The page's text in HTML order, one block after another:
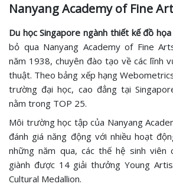
Nanyang Academy of Fine
Du học Singapore ngành thiết kế đồ họa
bỏ qua Nanyang Academy of Fine
năm 1938, chuyên đào tạo về các lĩnh
thuật. Theo bảng xếp hạng
trường đại học, cao đẳng tại
nằm trong TOP 25.
Môi trường học tập của Nanyang
đánh giá năng động với nhiều hoạt
những năm qua, các thế hệ sinh
giành được 14 giải thưởng Young
Cultural Medallion.